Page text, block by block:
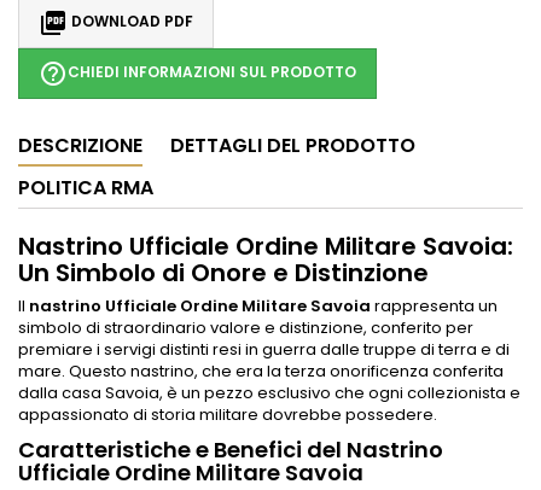
 DOWNLOAD PDF
help_outlineCHIEDI INFORMAZIONI SUL PRODOTTO
DESCRIZIONE
DETTAGLI DEL PRODOTTO
POLITICA RMA
Nastrino Ufficiale Ordine Militare Savoia:
Un Simbolo di Onore e Distinzione
Il nastrino Ufficiale Ordine Militare Savoia rappresenta un
simbolo di straordinario valore e distinzione, conferito per
premiare i servigi distinti resi in guerra dalle truppe di terra e di
mare. Questo nastrino, che era la terza onorificenza conferita
dalla casa Savoia, è un pezzo esclusivo che ogni collezionista e
appassionato di storia militare dovrebbe possedere.
Caratteristiche e Benefici del Nastrino
Ufficiale Ordine Militare Savoia